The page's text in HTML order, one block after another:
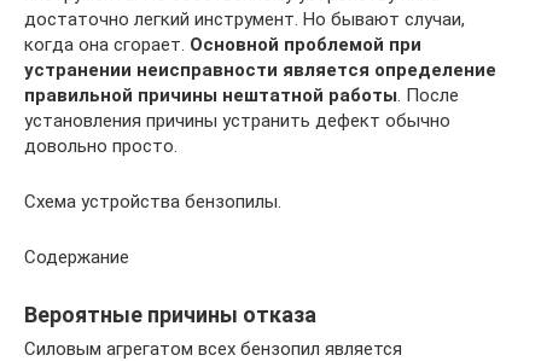
достаточно легкий инструмент. Но бывают случаи,
когда она сгорает. Основной проблемой при
устранении неисправности является определение
правильной причины нештатной работы. После
установления причины устранить дефект обычно
довольно просто.
Схема устройства бензопилы.
Содержание
Вероятные причины отказа
Силовым агрегатом всех бензопил является